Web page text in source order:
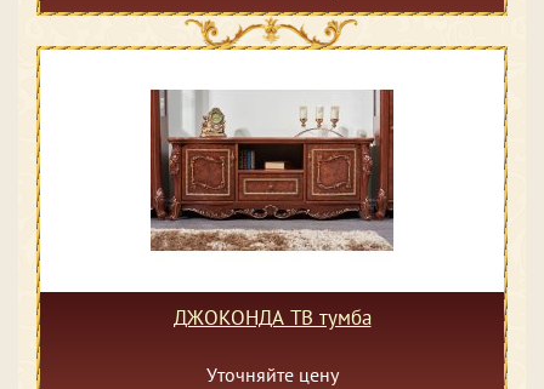
ДЖОКОНДА ТВ тумба
Уточняйте цену